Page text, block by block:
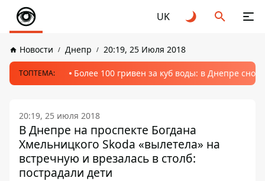
UK
Новости Днепр 20:19, 25 Июля 2018
ТОПТЕМА: Более 100 гривен за куб воды: в Днепре
20:19, 25 июля 2018
В Днепре на проспекте Богдана
Хмельницкого Skoda «вылетела» на
встречную и врезалась в столб:
пострадали дети